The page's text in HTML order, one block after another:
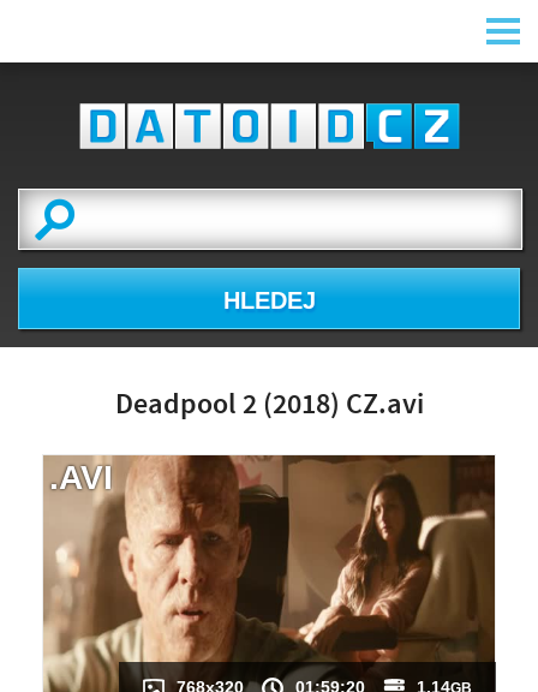
HLEDEJ
Deadpool 2 (2018) CZ.avi
NENÍ K DISPOZICI
768x320 01:59:20 1.14GB
.AVI